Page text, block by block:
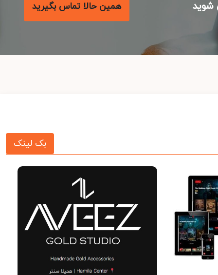
همین حالا تماس بگیرید
بک لینک